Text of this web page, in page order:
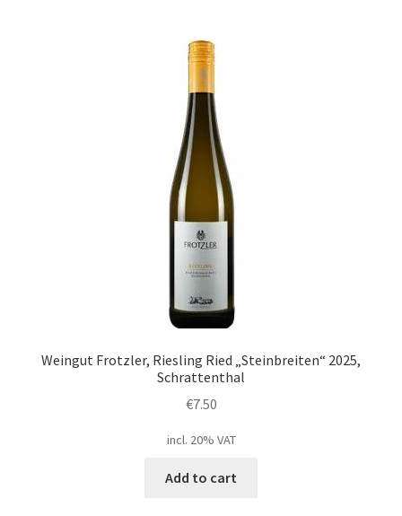
Weingut Frotzler, Riesling Ried „Steinbreiten“ 2025,
Schrattenthal
€7.50
incl. 20% VAT
Add to cart